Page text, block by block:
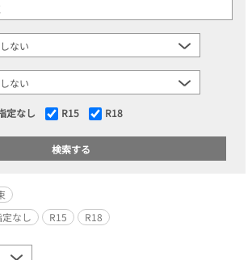
定なし R15 R18
定なし R15 R18